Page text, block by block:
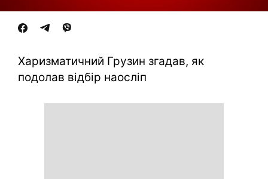
Харизматичний Грузин згадав, як
подолав відбір наосліп